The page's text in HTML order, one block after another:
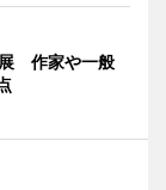
展 作家や一般